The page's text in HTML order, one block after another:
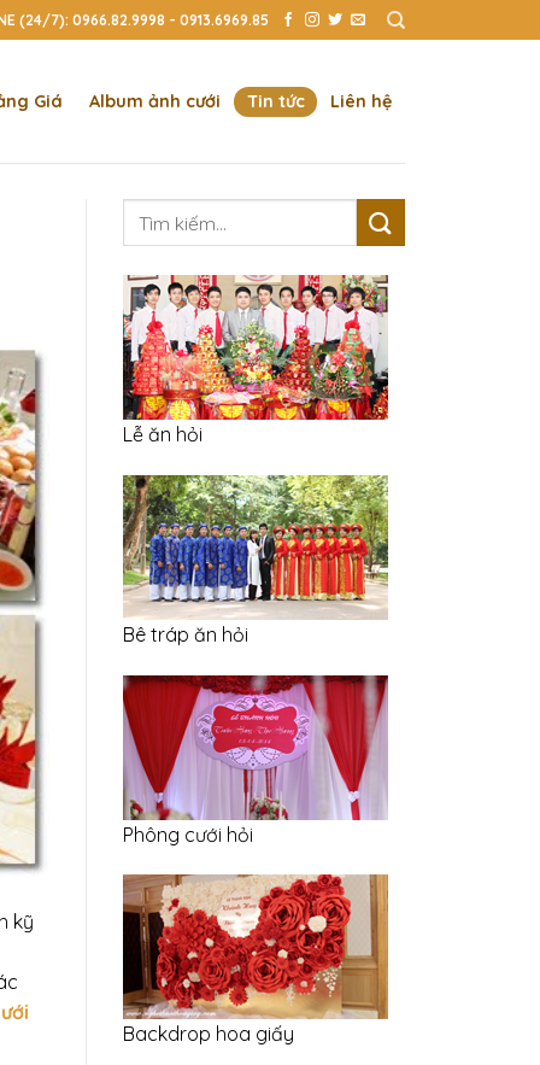
(24/7): 0966.82.9998 - 0913.6969.85
Giá Album ảnh cưới Tin tức Liên hệ
kỹ
Lễ ăn hỏi
Bê tráp ăn hỏi
Phông cưới hỏi
Backdrop hoa giấy